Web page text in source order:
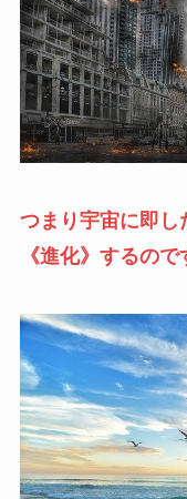
つまり宇宙に即し
《進化》するので